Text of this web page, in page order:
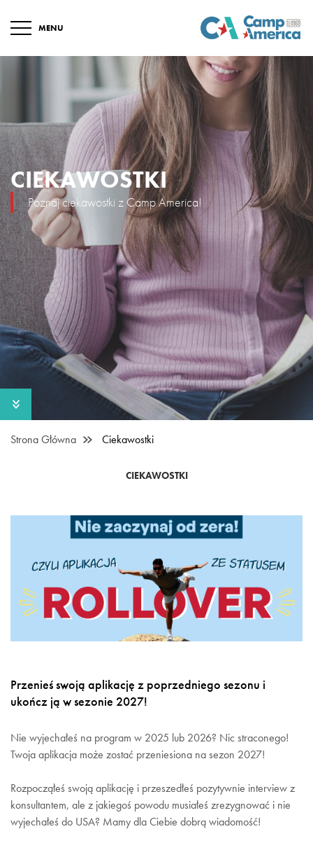
MENU
CIEKAWOSTKI
Poznaj ciekawostki z Camp America!
Strona Główna Ciekawostki
CIEKAWOSTKI
Przenieś swoją aplikację z poprzedniego sezonu i
ukończ ją w sezonie 2027!
Nie wyjechałeś na program w 2025 lub 2026? Nic straconego!
Twoja aplikacja może zostać przeniesiona na sezon 2027!
Rozpocząłeś swoją aplikację i przeszedłeś pozytywnie interview z
konsultantem, ale z jakiegoś powodu musiałeś zrezygnować i nie
wyjechałeś do USA? Mamy dla Ciebie dobrą wiadomość!